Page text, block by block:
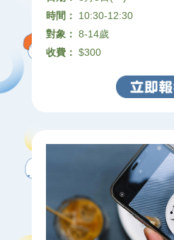
時間：
10:30-12:30
對象： 8-14歲
收費： $300